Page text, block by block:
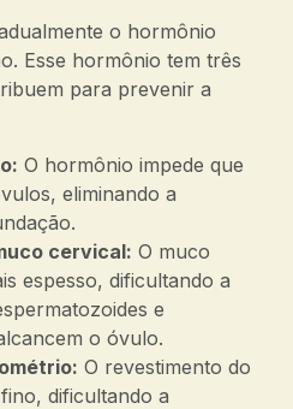
o hormônio
Esse hormônio tem três
para prevenir a
O hormônio impede que
eliminando a
cervical: O muco
espesso, dificultando a
e
o óvulo.
O revestimento do
dificultando a